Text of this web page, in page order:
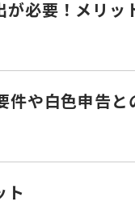
必要！メリッ
件や白色申告と
ト